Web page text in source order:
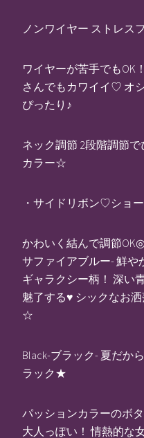
ノンワイヤー ストレス
ワイヤーが苦手でもOK
さんでもカワイイ♡ オ
ぴったり♪
ネック調節 2段階調節
カラー☆
・サイドリボン♡ショ
かわいく結んで調節OK◎
サファイアブルー- 鮮や
ギャラクシー柄！ 深い
魅了する♥ シックなお
☆
Black-ブラック- 夏だか
ラック★
パッションカラーのボ
大人っぽい！ 情熱的な